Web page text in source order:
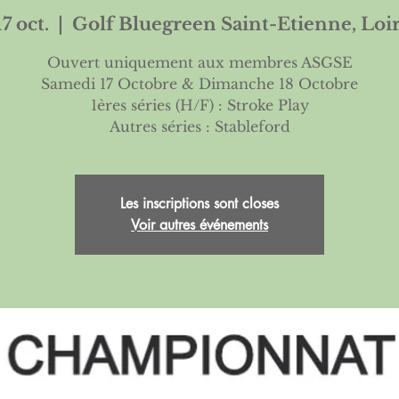
oct. Golf Bluegreen Saint-Etienne,
Ouvert uniquement aux membres ASGSE
Samedi 17 Octobre & Dimanche 18 Octobre
1ères séries (H/F) : Stroke Play
Autres séries : Stableford
Les inscriptions sont closes
Voir autres événements